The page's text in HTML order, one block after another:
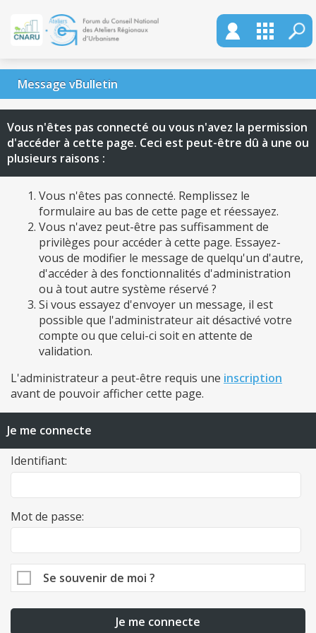
Message vBulletin
Vous n'êtes pas connecté ou vous n'avez la permission
d'accéder à cette page. Ceci est peut-être dû à une ou
plusieurs raisons :
Vous n'êtes pas connecté. Remplissez le
formulaire au bas de cette page et réessayez.
Vous n'avez peut-être pas suffisamment de
privilèges pour accéder à cette page. Essayez-
vous de modifier le message de quelqu'un d'autre,
d'accéder à des fonctionnalités d'administration
ou à tout autre système réservé ?
Si vous essayez d'envoyer un message, il est
possible que l'administrateur ait désactivé votre
compte ou que celui-ci soit en attente de
validation.
L'administrateur a peut-être requis une inscription
avant de pouvoir afficher cette page.
Je me connecte
Identifiant:
Mot de passe:
Se souvenir de moi ?
Je me connecte